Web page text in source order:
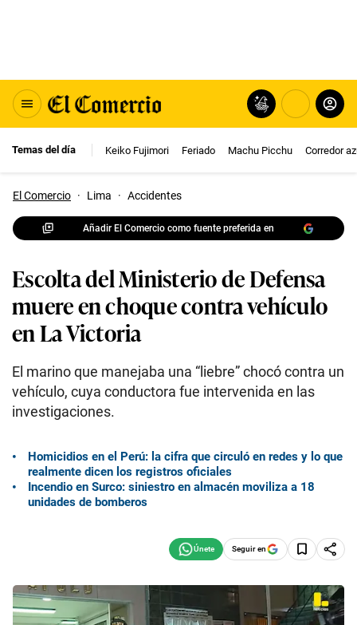
Temas del día Keiko Fujimori Feriado Machu Picchu Corredor
El Comercio · Lima · Accidentes
Añadir El Comercio como fuente preferida en
Escolta del Ministerio de Defensa
muere en choque contra vehículo
en La Victoria
El marino que manejaba una “liebre” chocó contra un
vehículo, cuya conductora fue intervenida en las
investigaciones.
Homicidios en el Perú: la cifra que circuló en redes y lo que
realmente dicen los registros oficiales
Incendio en Surco: siniestro en almacén moviliza a 18
unidades de bomberos
Seguir en